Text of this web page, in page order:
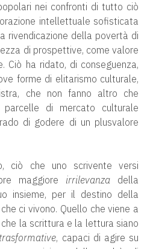
nei confronti di tutto ciò
intellettuale sofisticata
rivendicazione della povertà di
di prospettive, come valore
Ciò ha ridato, di conseguenza,
forme di elitarismo culturale,
che non fanno altro che
parcelle di mercato culturale
di godere di un plusvalore
ciò che uno scrivente versi
maggiore irrilevanzadella
insieme, per il destino della
ci vivono. Quello che viene a
la scrittura e la lettura siano
, capaci di agire su